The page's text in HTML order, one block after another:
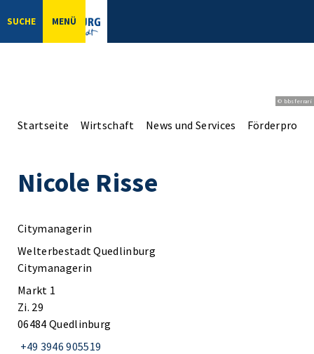
SUCHE MENÜ
© bbsferrari
Startseite Wirtschaft News und Services
Nicole Risse
Citymanagerin
Welterbestadt Quedlinburg
Citymanagerin
Markt 1
Zi. 29
06484 Quedlinburg
+49 3946 905519